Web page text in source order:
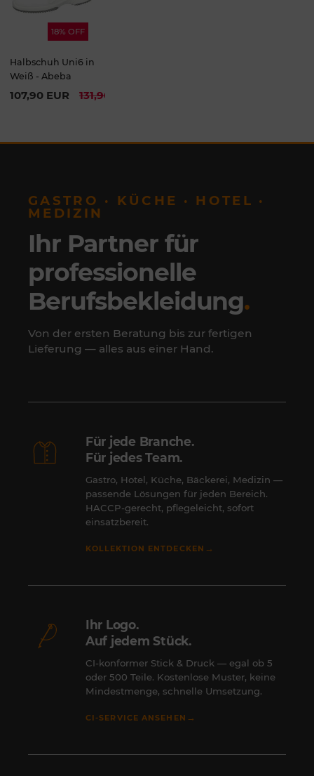
18% OFF
Halbschuh Uni6 in
Weiß - Abeba
107,90 EUR 131,90 EUR
GASTRO · KÜCHE · HOTEL ·
MEDIZIN
Ihr Partner für
professionelle
Berufsbekleidung.
Von der ersten Beratung bis zur fertigen
Lieferung — alles aus einer Hand.
Für jede Branche.
Für jedes Team.
Gastro, Hotel, Küche, Bäckerei, Medizin —
passende Lösungen für jeden Bereich.
HACCP-gerecht, pflegeleicht, sofort
einsatzbereit.
KOLLEKTION ENTDECKEN →
Ihr Logo.
Auf jedem Stück.
CI-konformer Stick & Druck — egal ob 5
oder 500 Teile. Kostenlose Muster, keine
Mindestmenge, schnelle Umsetzung.
CI-SERVICE ANSEHEN →